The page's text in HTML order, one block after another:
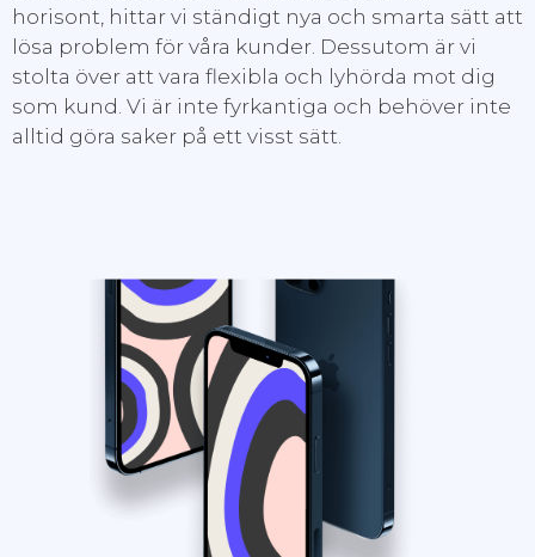
horisont, hittar vi ständigt nya och smarta sätt att
lösa problem för våra kunder. Dessutom är vi
stolta över att vara flexibla och lyhörda mot dig
som kund. Vi är inte fyrkantiga och behöver inte
alltid göra saker på ett visst sätt.